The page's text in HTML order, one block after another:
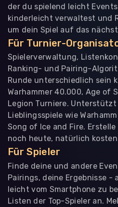
der du spielend leicht
kinderleicht verwaltest und
um dein Spiel auf das
Für Turnier-
Spielerverwaltung,
Ranking- und Pairing-
Runde unterschiedlich sein
Warhammer 40.000, Age of
Legion Turniere. Unterstützt
Lieblingsspiele wie
Song of Ice and Fire.
noch heute, natürlich
Für Spieler
Finde deine und andere
Pairings, deine Ergebnisse -
leicht vom Smartphone zu
Listen der Top-Spieler an.